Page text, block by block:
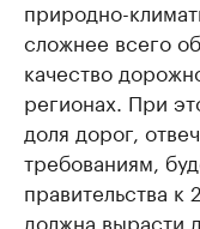
природно-
сложнее всего
качество
регионах. При
доля дорог,
требованиям,
правительства к
должна вырасти